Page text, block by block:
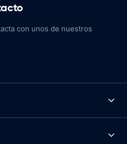
con unos de nuestros